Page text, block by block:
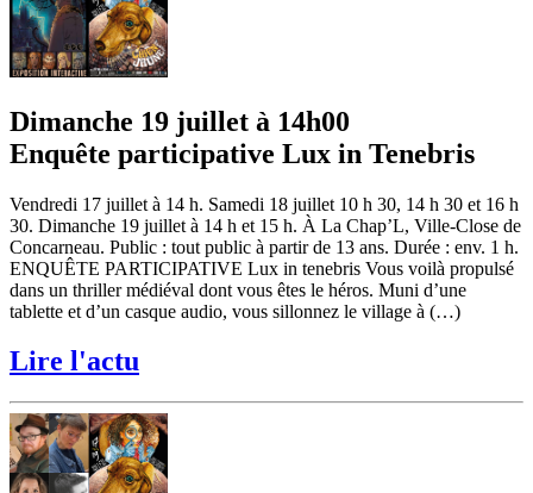
Dimanche 19 juillet à 14h00
Enquête participative Lux in Tenebris
Vendredi 17 juillet à 14 h. Samedi 18 juillet 10 h 30, 14 h 30 et 16 h
30. Dimanche 19 juillet à 14 h et 15 h. À La Chap’L, Ville-Close de
Concarneau. Public : tout public à partir de 13 ans. Durée : env. 1 h.
ENQUÊTE PARTICIPATIVE Lux in tenebris Vous voilà propulsé
dans un thriller médiéval dont vous êtes le héros. Muni d’une
tablette et d’un casque audio, vous sillonnez le village à (…)
Lire l'actu